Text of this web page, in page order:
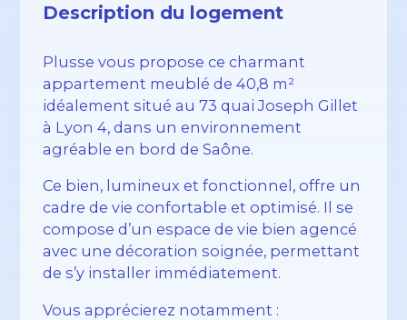
Description du logement
Plusse vous propose ce charmant
appartement meublé de 40,8 m²
idéalement situé au 73 quai Joseph Gillet
à Lyon 4, dans un environnement
agréable en bord de Saône.
Ce bien, lumineux et fonctionnel, offre un
cadre de vie confortable et optimisé. Il se
compose d’un espace de vie bien agencé
avec une décoration soignée, permettant
de s’y installer immédiatement.
Vous apprécierez notamment :